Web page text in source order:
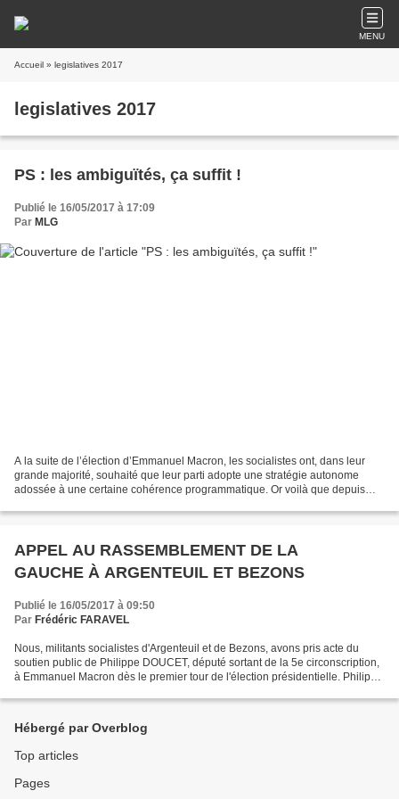
MENU
Accueil » legislatives 2017
legislatives 2017
PS : les ambiguïtés, ça suffit !
Publié le 16/05/2017 à 17:09
Par MLG
A la suite de l’élection d’Emmanuel Macron, les socialistes ont, dans leur
grande majorité, souhaité que leur parti adopte une stratégie autonome
adossée à une certaine cohérence programmatique. Or voilà que depuis
APPEL AU RASSEMBLEMENT DE LA
GAUCHE À ARGENTEUIL ET BEZONS
Publié le 16/05/2017 à 09:50
Par Frédéric FARAVEL
Nous, militants socialistes d'Argenteuil et de Bezons, avons pris acte du
soutien public de Philippe DOUCET, député sortant de la 5e circonscription,
à Emmanuel Macron dès le premier tour de l'élection présidentielle. Philippe
Hébergé par Overblog
Top articles
Pages